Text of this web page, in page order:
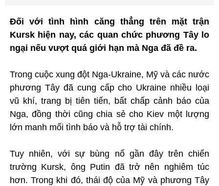
Đối với tình hình căng thẳng trên mặt trận
Kursk hiện nay, các quan chức phương Tây lo
ngại nếu vượt quá giới hạn mà Nga đã đề ra.
Trong cuộc xung đột Nga-Ukraine, Mỹ và các nước
phương Tây đã cung cấp cho Ukraine nhiều loại
vũ khí, trang bị tiên tiến, bất chấp cảnh báo của
Nga, đồng thời cũng chia sẻ cho Kiev một lượng
lớn manh mối tình báo và hỗ trợ tài chính.
Tuy nhiên, với sự bùng nổ gần đây trên chiến
trường Kursk, ông Putin đã trở nên nghiêm túc
hơn. Trong khi đó, thái độ của Mỹ và phương Tây